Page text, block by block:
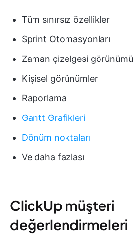
Tüm sınırsız özellikler
Sprint Otomasyonları
Zaman çizelgesi görünümü
Kişisel görünümler
Raporlama
Gantt Grafikleri
Dönüm noktaları
Ve daha fazlası
ClickUp müşteri
değerlendirmeleri